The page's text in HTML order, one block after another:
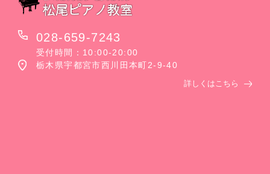
028-659-7243
受付時間：10:00-20:00
栃木県宇都宮市西川田本町2-9-40
詳しくはこちら